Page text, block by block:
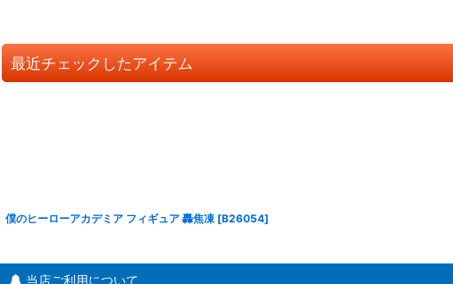
最近チェックしたアイテム
僕のヒーローアカデミア フィギュア 轟焦凍 [B26054]
当店ご利用について